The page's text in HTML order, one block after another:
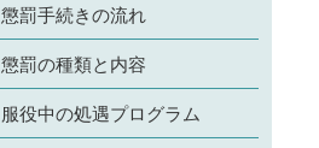
懲罰手続きの流れ
懲罰の種類と内容
服役中の処遇プログラム